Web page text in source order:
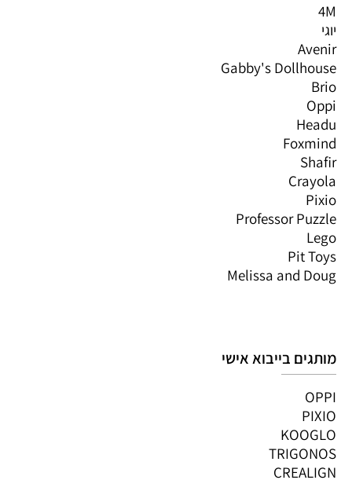
4M
יוגי
Avenir
Gabby's Dollhouse
Brio
Oppi
Headu
Foxmind
Shafir
Crayola
Pixio
Professor Puzzle
Lego
Pit Toys
Melissa and Doug
מותגים בייבוא אישי
OPPI
PIXIO
KOOGLO
TRIGONOS
CREALIGN